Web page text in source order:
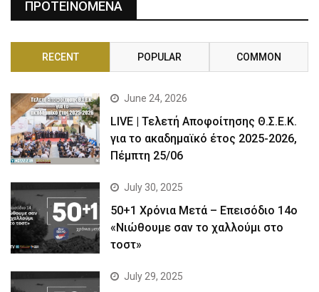
ΠΡΟΤΕΙΝΟΜΕΝΑ
RECENT POPULAR COMMON
June 24, 2026
LIVE | Τελετή Αποφοίτησης Θ.Σ.Ε.Κ.
για το ακαδημαϊκό έτος 2025-2026,
Πέμπτη 25/06
July 30, 2025
50+1 Χρόνια Μετά – Επεισόδιο 14ο
«Νιώθουμε σαν το χαλλούμι στο
τοστ»
July 29, 2025